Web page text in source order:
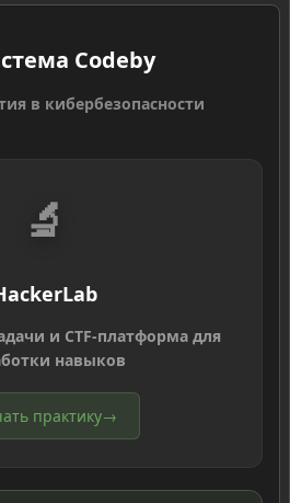
Codeby
в кибербезопасности
🔬
и CTF-платформа для
навыков
практику→